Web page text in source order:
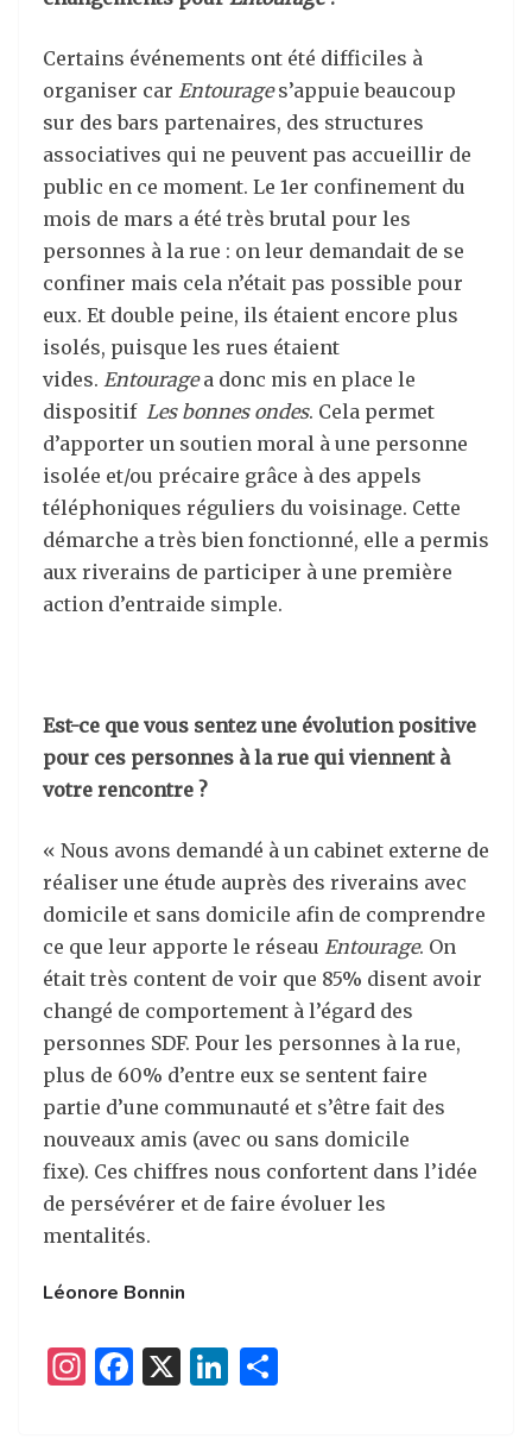
Certains événements ont été difficiles à
organiser car Entourages’appuie beaucoup
sur des bars partenaires, des structures
associatives qui ne peuvent pas accueillir de
public en ce moment. Le 1er confinement du
mois de mars a été très brutal pour les
personnes à la rue : on leur demandait de se
confiner mais cela n’était pas possible pour
eux. Et double peine, ils étaient encore plus
isolés, puisque les rues étaient
vides. Entouragea donc mis en place le
dispositif Les bonnes ondes. Cela permet
d’apporter un soutien moral à une personne
isolée et/ou précaire grâce à des appels
téléphoniques réguliers du voisinage. Cette
démarche a très bien fonctionné, elle a permis
aux riverains de participer à une première
action d’entraide simple.
Est-ce que vous sentez une évolution positive
pour ces personnes à la rue qui viennent à
votre rencontre ?
« Nous avons demandé à un cabinet externe de
réaliser une étude auprès des riverains avec
domicile et sans domicile afin de comprendre
ce que leur apporte le réseau Entourage. On
était très content de voir que 85% disent avoir
changé de comportement à l’égard des
personnes SDF. Pour les personnes à la rue,
plus de 60% d’entre eux se sentent faire
partie d’une communauté et s’être fait des
nouveaux amis (avec ou sans domicile
fixe). Ces chiffres nous confortent dans l’idée
de persévérer et de faire évoluer les
mentalités.
Léonore Bonnin
I
F
X
Li